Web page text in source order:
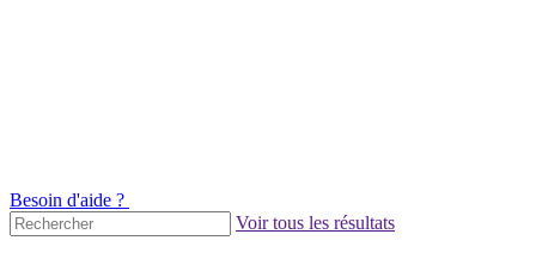
Besoin d'aide ?
Voir tous les résultats